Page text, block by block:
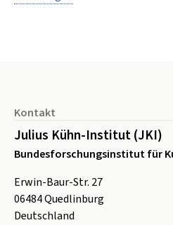
Kontakt
Julius Kühn-Institut (JKI)
Bundesforschungsinstitut für
Erwin-Baur-Str. 27
06484Quedlinburg
Deutschland